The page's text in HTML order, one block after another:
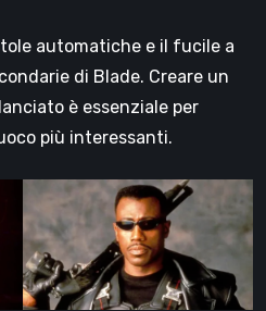
automatiche e il fucile a
di Blade. Creare un
è essenziale per
più interessanti.